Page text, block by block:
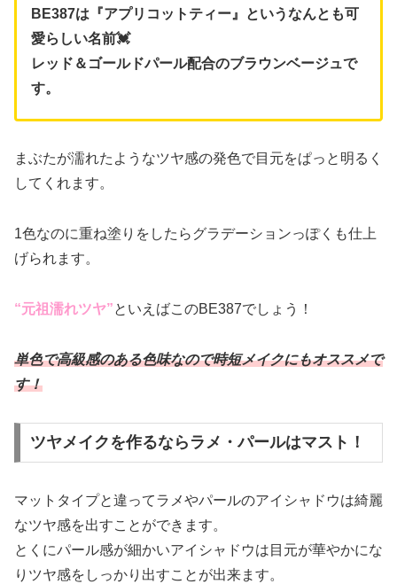
BE387は『アプリコットティー』というなんとも可
愛らしい名前💓
レッド＆ゴールドパール配合のブラウンベージュで
す。
まぶたが濡れたようなツヤ感の発色で目元をぱっと明るく
してくれます。
1色なのに重ね塗りをしたらグラデーションっぽくも仕上
げられます。
“元祖濡れツヤ”といえばこのBE387でしょう！
単色で高級感のある色味なので時短メイクにもオススメで
す！
ツヤメイクを作るならラメ・パールはマスト！
マットタイプと違ってラメやパールのアイシャドウは綺麗
なツヤ感を出すことができます。
とくにパール感が細かいアイシャドウは目元が華やかにな
りツヤ感をしっかり出すことが出来ます。